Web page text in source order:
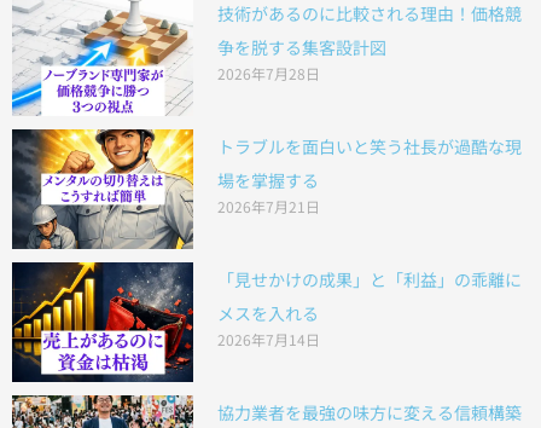
技術があるのに比較される理由！価格競
争を脱する集客設計図
2026年7月28日
トラブルを面白いと笑う社長が過酷な現
場を掌握する
2026年7月21日
「見せかけの成果」と「利益」の乖離に
メスを入れる
2026年7月14日
協力業者を最強の味方に変える信頼構築